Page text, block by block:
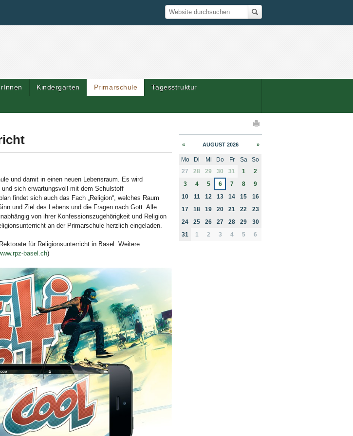
Suche
Website durchsuchen
Kindergarten Primarschule Tagesstruktur
und damit in einen neuen Lebensraum. Es wird
und sich erwartungsvoll mit dem Schulstoff
findet sich auch das Fach „Religion“, welches Raum
und Ziel des Lebens und die Fragen nach Gott. Alle
von ihrer Konfessionszugehörigkeit und Religion
an der Primarschule herzlich eingeladen.
für Religionsunterricht in Basel. Weitere
basel.ch)
« AUGUST 2026 »
month-8
Mo Di Mi Do Fr Sa
So
27
28 29 30 31 1
2
3
4 5 6 7 8
9
10
11 12 13 14 15
16
17
18 19 20 21 22
23
24
25 26 27 28 29
30
31
1 2 3 4 5 6